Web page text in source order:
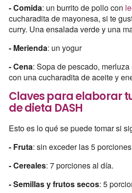
- Comida: un burrito de pollo con
cucharadita de mayonesa, si te
curry. Una ensalada verde y una
- Merienda: un yogur
- Cena: Sopa de pescado,
con una cucharadita de aceite y
Claves para elaborar
de dieta DASH
Esto es lo qué se puede tomar si
- Fruta: sin exceder las 5
- Cereales: 7 porciones al día.
- Semillas y frutos secos: 5